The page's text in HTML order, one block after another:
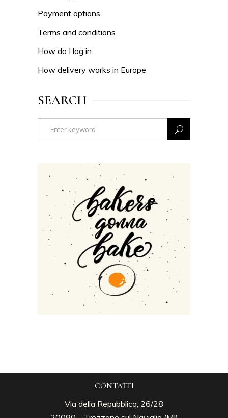
Payment options
Terms and conditions
How do I log in
How delivery works in Europe
SEARCH
Search
for:
CONTATTI
Via della Repubblica, 26/28